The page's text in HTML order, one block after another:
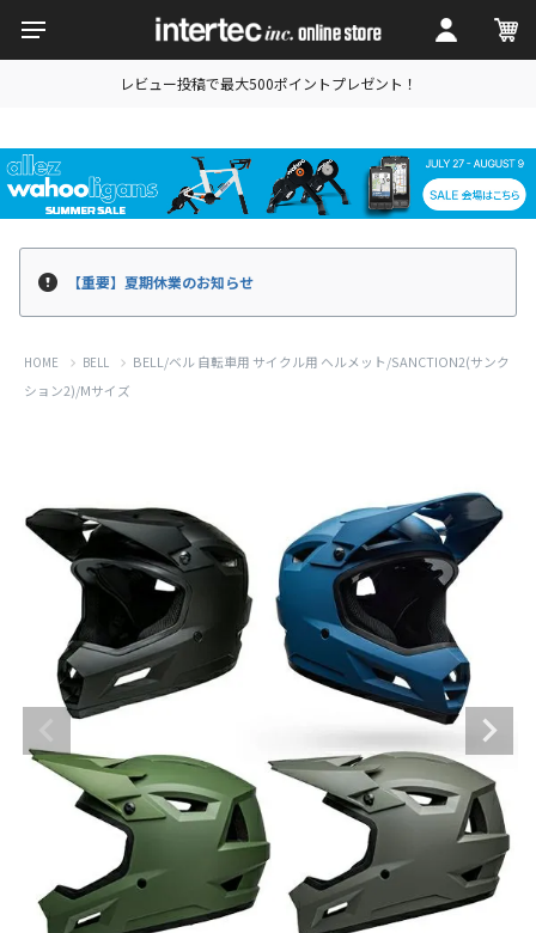
レビュー投稿で最大500ポイントプレゼント！
【重要】夏期休業のお知らせ
HOME BELL
BELL/ベル 自転車用 サイクル用 ヘルメット/SANCTION2(サンク
ション2)/Mサイズ